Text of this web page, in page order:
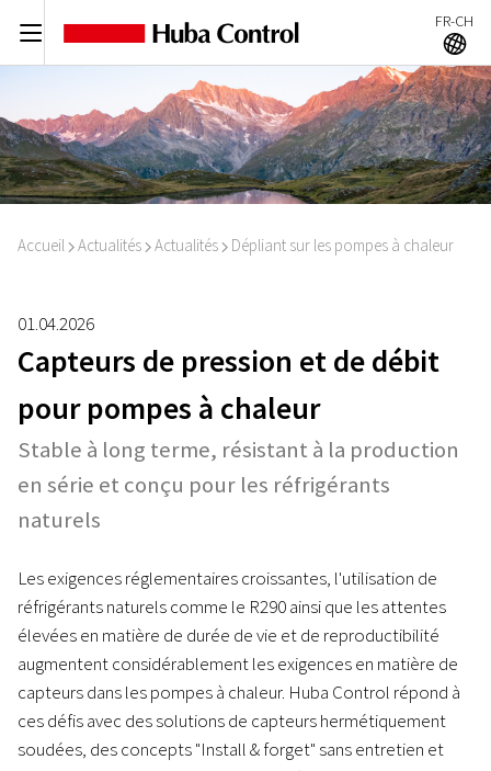
C FR-CH
A
Accueil I Actualités I Actualités I Dépliant sur les pompes à chaleur
01.04.2026
Capteurs de pression et de débit
pour pompes à chaleur
Stable à long terme, résistant à la production
en série et conçu pour les réfrigérants
naturels
Les exigences réglementaires croissantes, l'utilisation de
réfrigérants naturels comme le R290 ainsi que les attentes
élevées en matière de durée de vie et de reproductibilité
augmentent considérablement les exigences en matière de
capteurs dans les pompes à chaleur. Huba Control répond à
ces défis avec des solutions de capteurs hermétiquement
soudées, des concepts "Install & forget" sans entretien et